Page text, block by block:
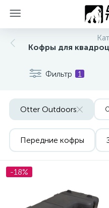
Кофры для
Фильтр 1
Otter Outdoors
Передние кофры
-18%